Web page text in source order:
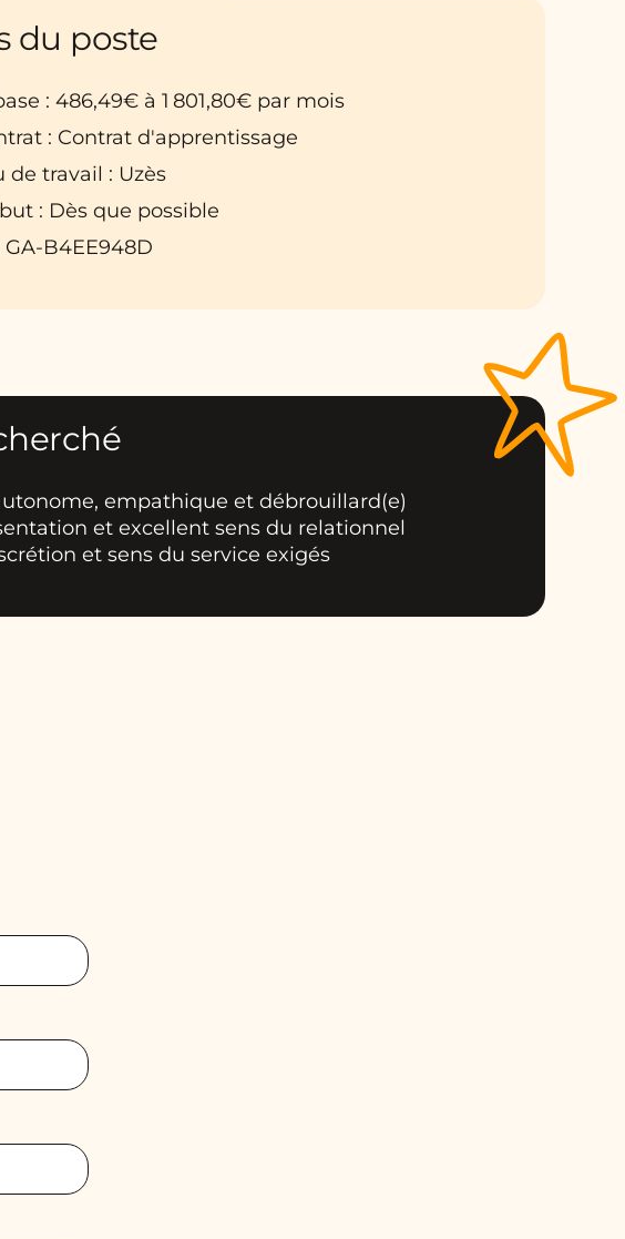
du poste
: 486,49€ à 1 801,80€ par mois
: Contrat d'apprentissage
de travail : Uzès
: Dès que possible
GA-B4EE948D
empathique et débrouillard(e)
et excellent sens du relationnel
et sens du service exigés